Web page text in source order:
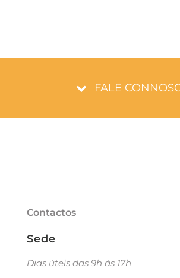
FALE
Contactos
Sede
Dias úteis das 9h às 17h